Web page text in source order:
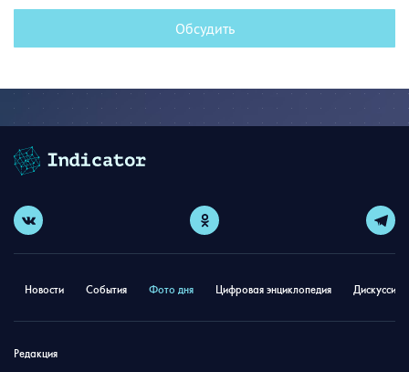
Обсудить
Новости События Фото дня Цифровая энциклопедия
Редакция